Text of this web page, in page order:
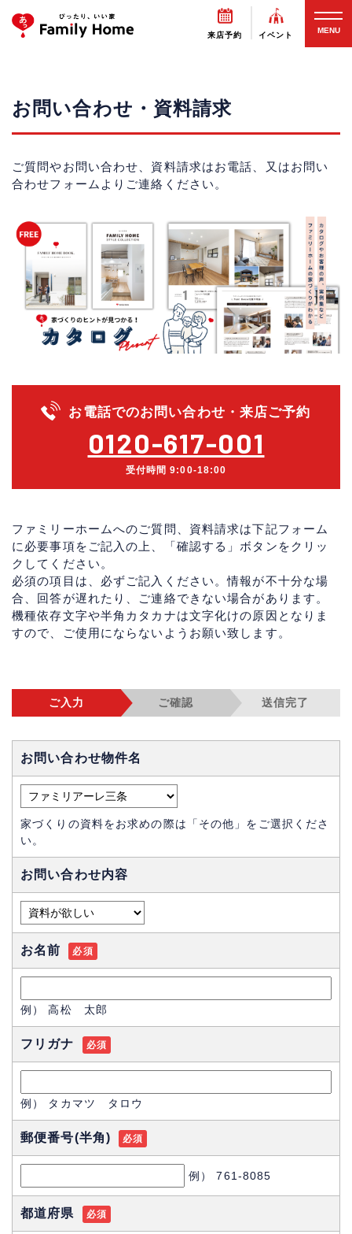
来店予約 イベント
MENU
お問い合わせ・資料請求
ご質問やお問い合わせ、資料請求はお電話、又はお問い
合わせフォームよりご連絡ください。
お電話でのお問い合わせ・来店ご予約
0120-617-001
受付時間 9:00-18:00
ファミリーホームへのご質問、資料請求は下記フォーム
に必要事項をご記入の上、「確認する」ボタンをクリッ
クしてください。
必須の項目は、必ずご記入ください。情報が不十分な場
合、回答が遅れたり、ご連絡できない場合があります。
機種依存文字や半角カタカナは文字化けの原因となりま
すので、ご使用にならないようお願い致します。
ご入力 ご確認 送信完了
お問い合わせ物件名
家づくりの資料をお求めの際は「その他」をご選択くださ
い。
お問い合わせ内容
お名前 必須
例） 高松 太郎
フリガナ 必須
例） タカマツ タロウ
郵便番号(半角) 必須
例） 761-8085
都道府県 必須